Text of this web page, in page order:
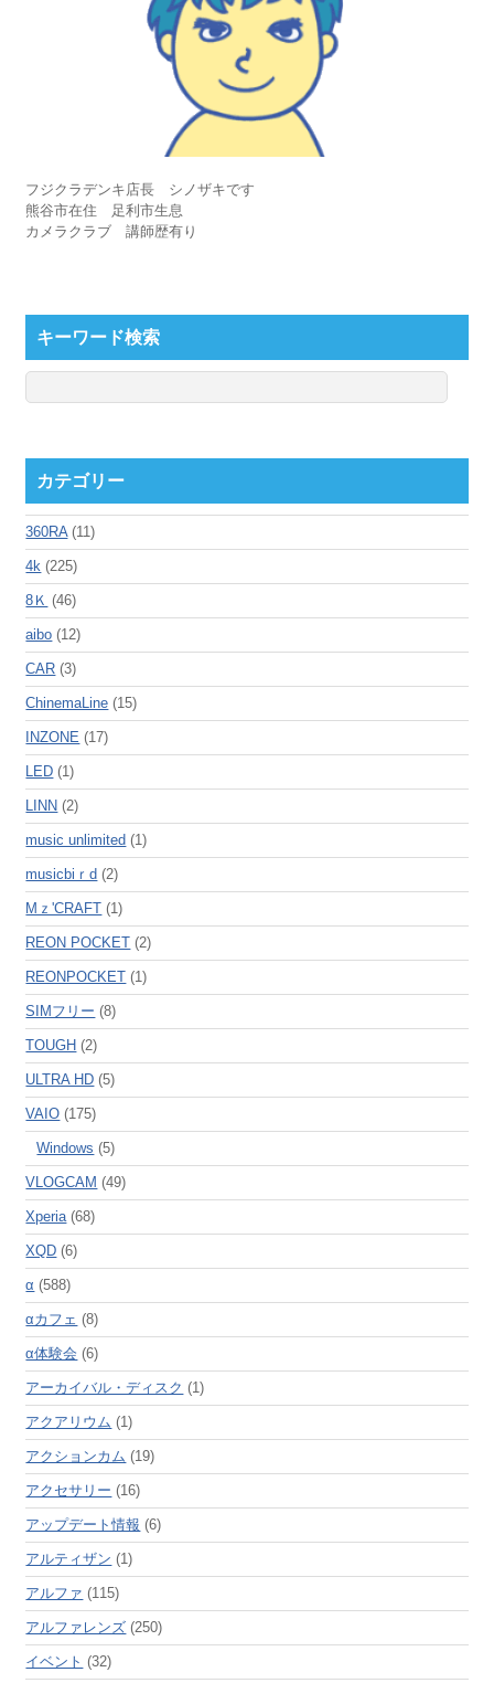
フジクラデンキ店長 シノザキです
熊谷市在住 足利市生息
カメラクラブ 講師歴有り
キーワード検索
カテゴリー
360RA (11)
4k (225)
8Ｋ (46)
aibo (12)
CAR (3)
ChinemaLine (15)
INZONE (17)
LED (1)
LINN (2)
music unlimited (1)
musicbiｒd (2)
Mｚ'CRAFT (1)
REON POCKET (2)
REONPOCKET (1)
SIMフリー (8)
TOUGH (2)
ULTRA HD (5)
VAIO (175)
Windows (5)
VLOGCAM (49)
Xperia (68)
XQD (6)
α (588)
αカフェ (8)
α体験会 (6)
アーカイバル・ディスク (1)
アクアリウム (1)
アクションカム (19)
アクセサリー (16)
アップデート情報 (6)
アルティザン (1)
アルファ (115)
アルファレンズ (250)
イベント (32)